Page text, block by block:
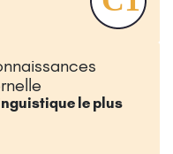
le plus